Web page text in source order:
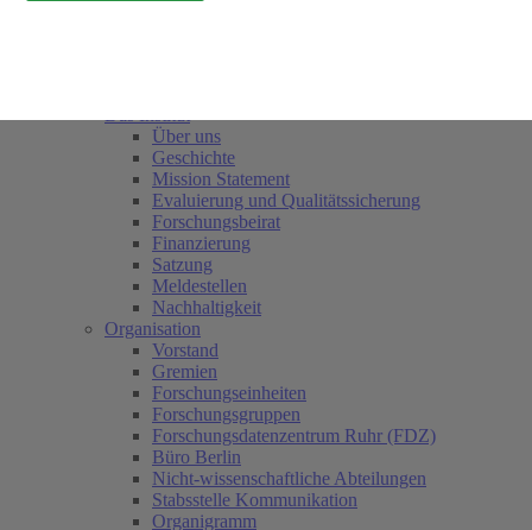
Über uns
Geschichte
Mission Statement
Evaluierung und Qualitätssicherung
Forschungsbeirat
Finanzierung
Satzung
Meldestellen
Nachhaltigkeit
Organisation
Vorstand
Gremien
Forschungseinheiten
Forschungsgruppen
Forschungsdatenzentrum Ruhr (FDZ)
Büro Berlin
Nicht-wissenschaftliche Abteilungen
Stabsstelle Kommunikation
Organigramm